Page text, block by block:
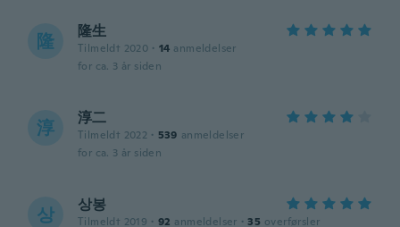
隆 隆生
Tilmeldt 2020 · 14 anmeldelser
for ca. 3 år siden
淳 淳二
Tilmeldt 2022 · 539 anmeldelser
for ca. 3 år siden
상 상봉
Tilmeldt 2019 · 92 anmeldelser · 35 overførsler